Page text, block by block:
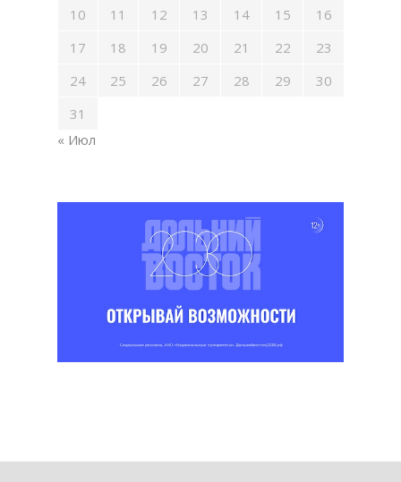
10
11 12 13 14 15
16
17
18 19 20 21 22
23
24
25 26 27 28 29
30
31
« Июл